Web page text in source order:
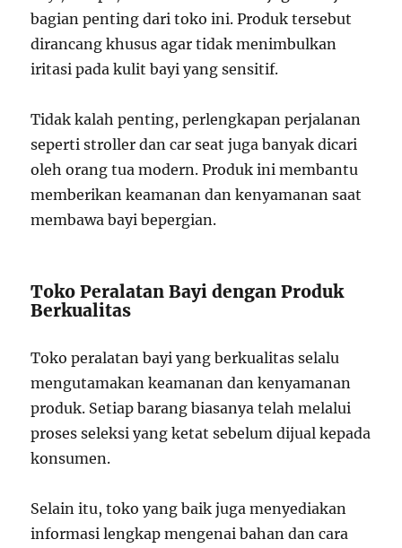
bagian penting dari toko ini. Produk tersebut
dirancang khusus agar tidak menimbulkan
iritasi pada kulit bayi yang sensitif.
Tidak kalah penting, perlengkapan perjalanan
seperti stroller dan car seat juga banyak dicari
oleh orang tua modern. Produk ini membantu
memberikan keamanan dan kenyamanan saat
membawa bayi bepergian.
Toko Peralatan Bayi dengan Produk
Berkualitas
Toko peralatan bayi yang berkualitas selalu
mengutamakan keamanan dan kenyamanan
produk. Setiap barang biasanya telah melalui
proses seleksi yang ketat sebelum dijual kepada
konsumen.
Selain itu, toko yang baik juga menyediakan
informasi lengkap mengenai bahan dan cara